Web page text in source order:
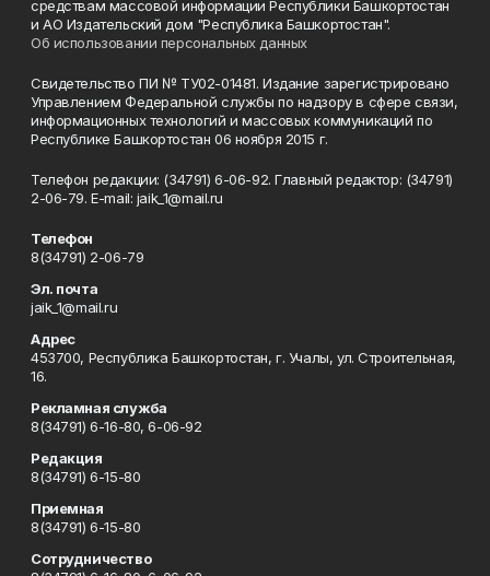
средствам массовой информации Республики Башкортостан
и АО Издательский дом "Республика Башкортостан".
Об использовании персональных данных
Свидетельство ПИ № ТУ02-01481. Издание зарегистрировано
Управлением Федеральной службы по надзору в сфере связи,
информационных технологий и массовых коммуникаций по
Республике Башкортостан 06 ноября 2015 г.
Телефон редакции: (34791) 6-06-92. Главный редактор: (34791)
2-06-79. Е-mаil: jaik_1@mail.ru
Телефон
8(34791) 2-06-79
Эл. почта
jaik_1@mail.ru
Адрес
453700, Республика Башкортостан, г. Учалы, ул. Строительная,
16.
Рекламная служба
8(34791) 6-16-80, 6-06-92
Редакция
8(34791) 6-15-80
Приемная
8(34791) 6-15-80
Сотрудничество